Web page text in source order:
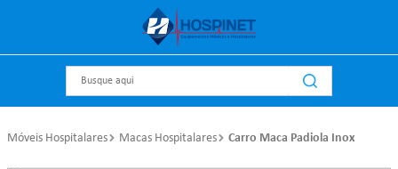
Móveis Hospitalares Macas Hospitalares Carro Maca Padiola Inox